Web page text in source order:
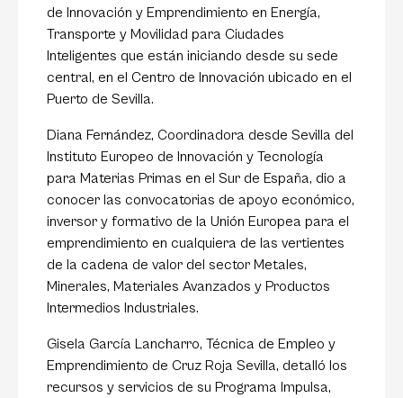
de Innovación y Emprendimiento en Energía,
Transporte y Movilidad para Ciudades
Inteligentes que están iniciando desde su sede
central, en el Centro de Innovación ubicado en el
Puerto de Sevilla.
Diana Fernández, Coordinadora desde Sevilla del
Instituto Europeo de Innovación y Tecnología
para Materias Primas en el Sur de España, dio a
conocer las convocatorias de apoyo económico,
inversor y formativo de la Unión Europea para el
emprendimiento en cualquiera de las vertientes
de la cadena de valor del sector Metales,
Minerales, Materiales Avanzados y Productos
Intermedios Industriales.
Gisela García Lancharro, Técnica de Empleo y
Emprendimiento de Cruz Roja Sevilla, detalló los
recursos y servicios de su Programa Impulsa,